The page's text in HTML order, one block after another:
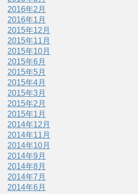
2016年2月
2016年1月
2015年12月
2015年11月
2015年10月
2015年6月
2015年5月
2015年4月
2015年3月
2015年2月
2015年1月
2014年12月
2014年11月
2014年10月
2014年9月
2014年8月
2014年7月
2014年6月